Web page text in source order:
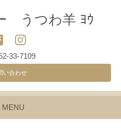
うつわ羊 ﾖｳ
33-7109
い合わせ
MENU